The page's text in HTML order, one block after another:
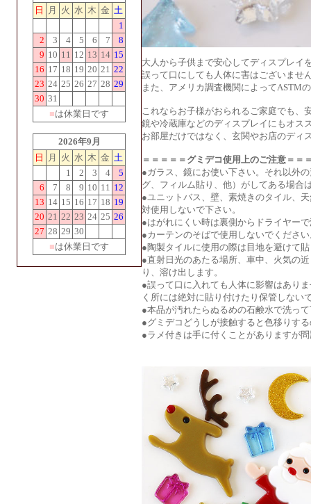
日
月 火 水 木 金 土
1
2
3 4 5 6 7
8
9 10 11 12 13 14 15
16 17 18 19 20 21 22
23 24 25 26 27 28 29
30 31
■は休業日です
2026年9月
日
月 火 水 木 金 土
1
2 3 4
5
6
7 8 9 10 11 12
13 14 15 16 17 18 19
20 21 22 23 24 25 26
27 28 29 30
■は休業日です
大人から子供まで安心してディスプレイ
誤って口にしても人体に害はございませ
また、アメリカ調査機関によってASTM
これならお子様がおられるご家庭でも、
鏡や冷蔵庫などのディスプレイにもオス
お部屋だけではなく、玄関やお店のディ
＝＝＝＝＝グミデコ使用上のご注意＝＝
●ガラス、鏡にお使い下さい。それ以外
グ、フィルム貼り、他）がしてある場合
●ユニットバス、壁、素焼きのタイル、
対使用しないで下さい。
●はがれにくい時は裏側からドライヤー
●カーテンのそばで使用しないでくださ
●陶製タイルに使用の際は目地を避けて
●直射日光のあたる場所、車中、火気の
り、溶け出します。
●誤って口に入れても人体に影響はあり
く所には絶対に貼り付けたり保管しない
●本品が汚れたらぬるめの石鹸水で洗っ
●グミデコどうしが接触すると色移りす
●ラメ付きは手に付くことがありますが